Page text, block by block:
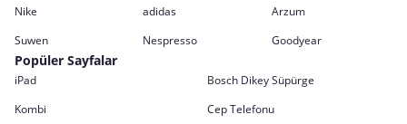
Nike
adidas
Arzum
Suwen
Nespresso Goodyear
Popüler Sayfalar
iPad
Bosch Dikey Süpürge
Kombi
Cep Telefonu